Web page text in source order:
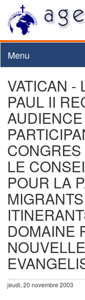
Menu
VATICAN -
PAUL II
LE
POUR LA
DOMAINE
NOUVELLE
jeudi, 20 novembre 2003